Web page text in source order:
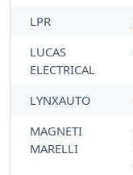
LPR
LUCAS
ELECTRICAL
LYNXAUTO
MAGNETI
MARELLI